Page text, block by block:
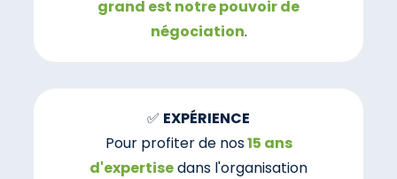
grand est notre pouvoir de
négociation.
✅ EXPÉRIENCE
Pour profiter de nos15 ans
d'expertisedans l'organisation